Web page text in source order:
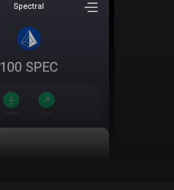
Spectral
100 SPEC